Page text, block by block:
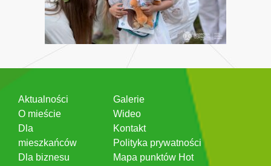
Aktualności
O mieście
Dla
mieszkańców
Dla biznesu
Galerie
Wideo
Kontakt
Polityka prywatności
Mapa punktów Hot